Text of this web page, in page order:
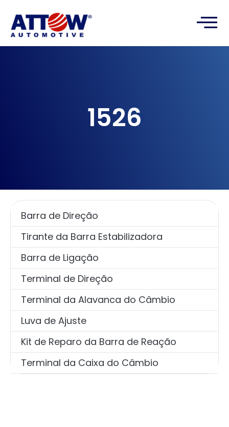
1526
Barra de Direção
Tirante da Barra Estabilizadora
Barra de Ligação
Terminal de Direção
Terminal da Alavanca do Câmbio
Luva de Ajuste
Kit de Reparo da Barra de Reação
Terminal da Caixa do Câmbio